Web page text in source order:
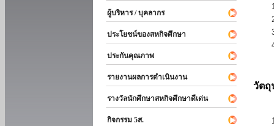
ผู้บริหาร / บุคลากร
ประโยชน์ของสหกิจศึกษา
ประกันคุณภาพ
รายงานผลการดำเนินงาน
รางวัลนักศึกษาสหกิจศึกษาดีเด่น
กิจกรรม 5ส.
วัตถุ